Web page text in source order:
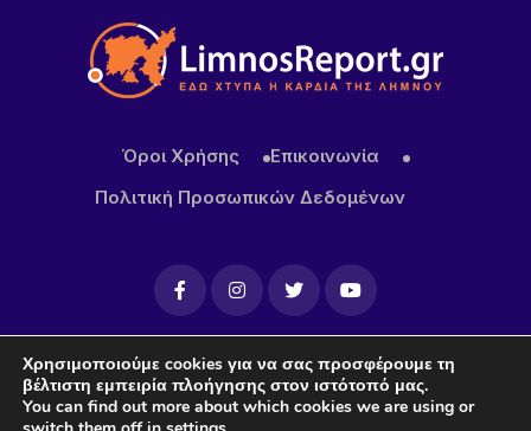
λιμάνι της Μύρινας
14 ΏΡΕΣ ΠΡΙΝ
ύδρευσης
της στις διεθνείς αγορές
Όροι Χρήσης
Επικοινωνία
Πολιτική Προσωπικών Δεδομένων
2026© LimnosReport.gr all right reserved by
Hotelid.gr
Χρησιμοποιούμε cookies για να σας προσφέρουμε τη
βέλτιστη εμπειρία πλοήγησης στον ιστότοπό μας.
You can find out more about which cookies we are using or